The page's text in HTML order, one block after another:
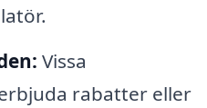
Vissa
rabatter eller